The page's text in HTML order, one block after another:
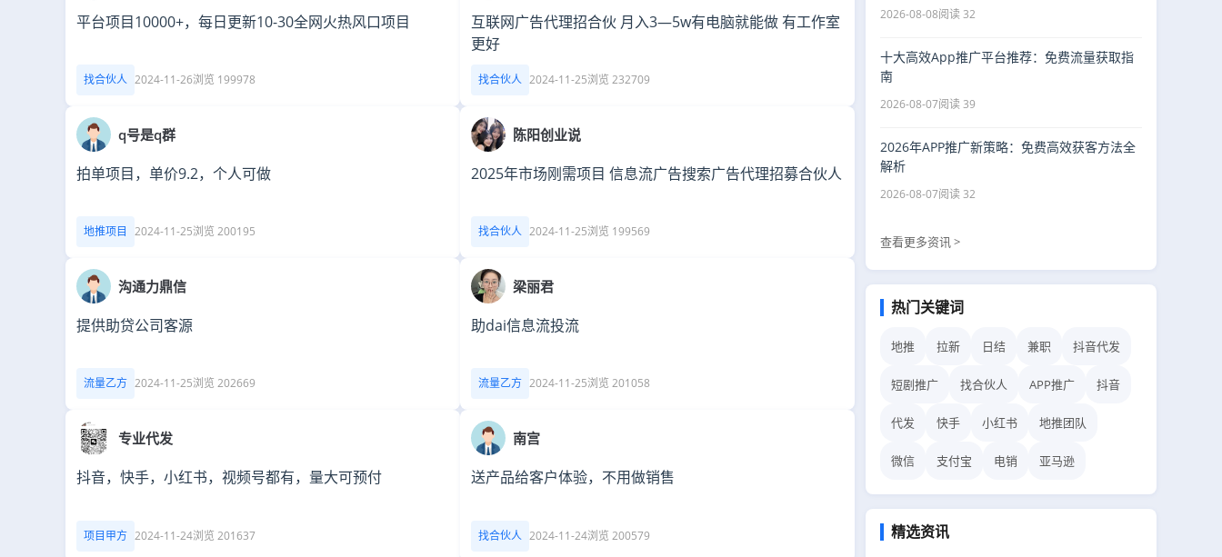
平台项目10000+，每日更新10-30全网火热风口项目
找合伙人 2024-11-26浏览 199978
互联网广告代理招合伙 月入3—5w有电脑就能做 有工作室
更好
找合伙人 2024-11-25浏览 232709
q号是q群
拍单项目，单价9.2，个人可做
地推项目 2024-11-25浏览 200195
陈阳创业说
2025年市场刚需项目 信息流广告搜索广告代理招募合伙人
找合伙人 2024-11-25浏览 199569
沟通力鼎信
提供助贷公司客源
流量乙方 2024-11-25浏览 202669
梁丽君
助dai信息流投流
流量乙方 2024-11-25浏览 201058
专业代发
抖音，快手，小红书，视频号都有，量大可预付
项目甲方 2024-11-24浏览 201637
南宫
送产品给客户体验，不用做销售
找合伙人 2024-11-24浏览 200579
2026-08-08阅读 32
十大高效App推广平台推荐：免费流量获取指
南
2026-08-07阅读 39
2026年APP推广新策略：免费高效获客方法全
解析
2026-08-07阅读 32
查看更多资讯 >
热门关键词
地推 拉新 日结 兼职 抖音代发
短剧推广 找合伙人 APP推广 抖音
代发 快手 小红书 地推团队
微信 支付宝 电销 亚马逊
精选资讯